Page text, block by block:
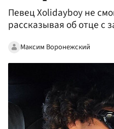
Певец Xolidayboy не
рассказывая об отце с
Максим Воронежский